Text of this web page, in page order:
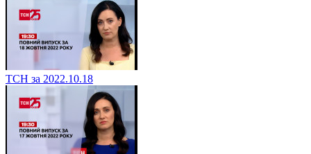
ТСН за 2022.10.18